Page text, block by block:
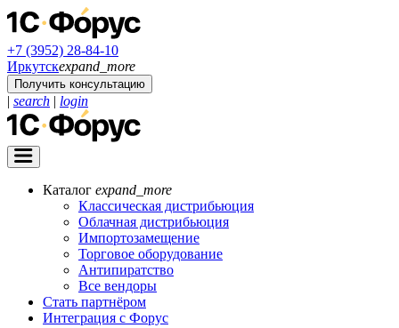
+7 (3952) 28-84-10
Иркутскexpand_more
Получить консультацию
| search | login
Каталог expand_more
Классическая дистрибьюция
Облачная дистрибьюция
Импортозамещение
Торговое оборудование
Антипиратство
Все вендоры
Стать партнёром
Интеграция с Форус